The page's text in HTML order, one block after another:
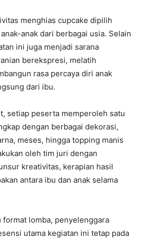
menghias cupcake dipilih
anak dari berbagai usia. Selain
ini juga menjadi sarana
berekspresi, melatih
rasa percaya diri anak
dari ibu.
setiap peserta memperoleh satu
dengan berbagai dekorasi,
meses, hingga topping manis
oleh tim juri dengan
kreativitas, kerapian hasil
antara ibu dan anak selama
format lomba, penyelenggara
utama kegiatan ini tetap pada